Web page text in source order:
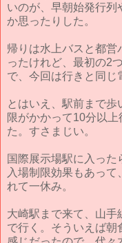
いのが、早朝始発行列
か思ったりした。
帰りは水上バスと都営
ったけれど、最初の2
で、今回は行きと同じ
とはいえ、駅前まで歩
限がかかって10分以
た。すさまじい。
国際展示場駅に入った
入場制限効果もあっ
れて一休み。
大崎駅まで来て、山手
で行く。そういえば朝